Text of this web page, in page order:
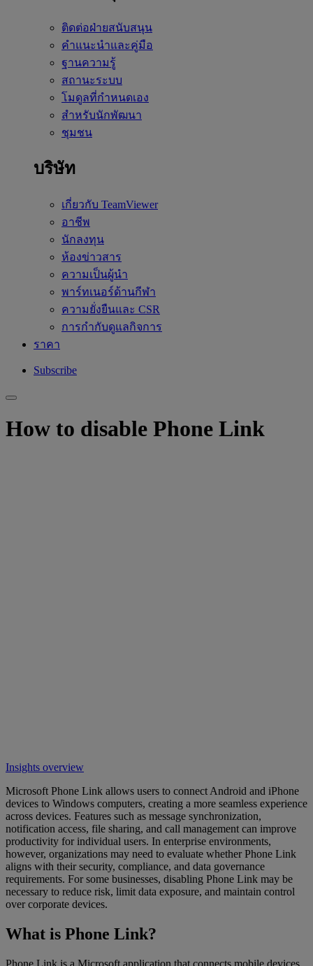
ติดต่อฝ่ายสนับสนุน
คำแนะนำและคู่มือ
ฐานความรู้
สถานะระบบ
โมดูลที่กำหนดเอง
สำหรับนักพัฒนา
ชุมชน
บริษัท
เกี่ยวกับ TeamViewer
อาชีพ
นักลงทุน
ห้องข่าวสาร
ความเป็นผู้นำ
พาร์ทเนอร์ด้านกีฬา
ความยั่งยืนและ CSR
การกำกับดูแลกิจการ
ราคา
Subscribe
How to disable Phone Link
Insights overview
Microsoft Phone Link allows users to connect Android and iPhone
devices to Windows computers, creating a more seamless experience
across devices. Features such as message synchronization,
notification access, file sharing, and call management can improve
productivity for individual users. In enterprise environments,
however, organizations may need to evaluate whether Phone Link
aligns with their security, compliance, and data governance
requirements. For some businesses, disabling Phone Link may be
necessary to reduce risk, limit data exposure, and maintain control
over corporate devices.
What is Phone Link?
Phone Link is a Microsoft application that connects mobile devices